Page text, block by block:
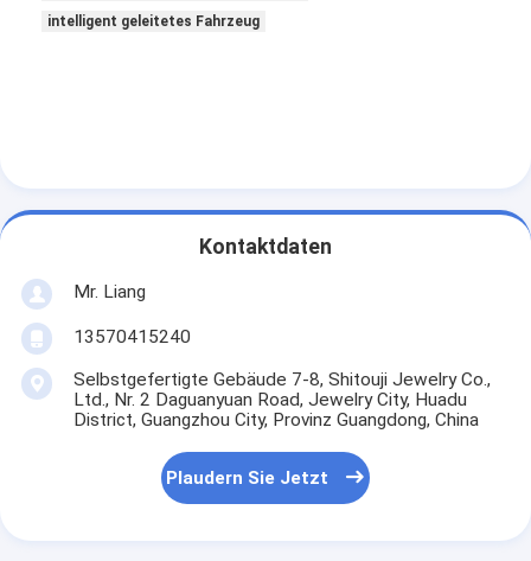
intelligent geleitetes Fahrzeug
Kontaktdaten
Mr. Liang
13570415240
Selbstgefertigte Gebäude 7-8, Shitouji Jewelry Co.,
Ltd., Nr. 2 Daguanyuan Road, Jewelry City, Huadu
District, Guangzhou City, Provinz Guangdong, China
Plaudern Sie Jetzt